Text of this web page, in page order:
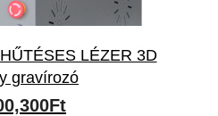
LÉZER 3D
gravírozó
Ft